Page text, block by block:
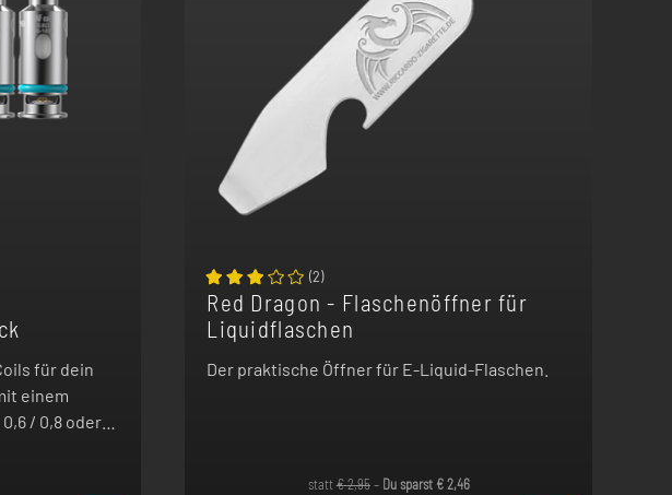
für dein
einem
/ 0,8 oder
statt€2,95 – Du sparst € 2,46
(2)
Red Dragon - Flaschenöffner für
Liquidflaschen
Der praktische Öffner für E-Liquid-Flaschen.